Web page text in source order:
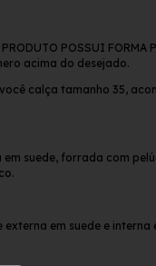
POSSUI FORMA
acima do desejado.
calça tamanho 35,
em suede, forrada com
externa em suede e interna